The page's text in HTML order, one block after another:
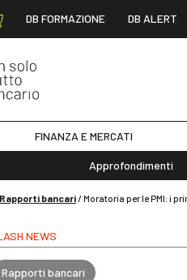
WEBINAR / 23
DB FORMAZIONE DB ALERT
FINANZA E MERCATI
Approfondimenti
Rapporti bancari/Moratoria per le PMI: i
NEWS
Rapporti bancari